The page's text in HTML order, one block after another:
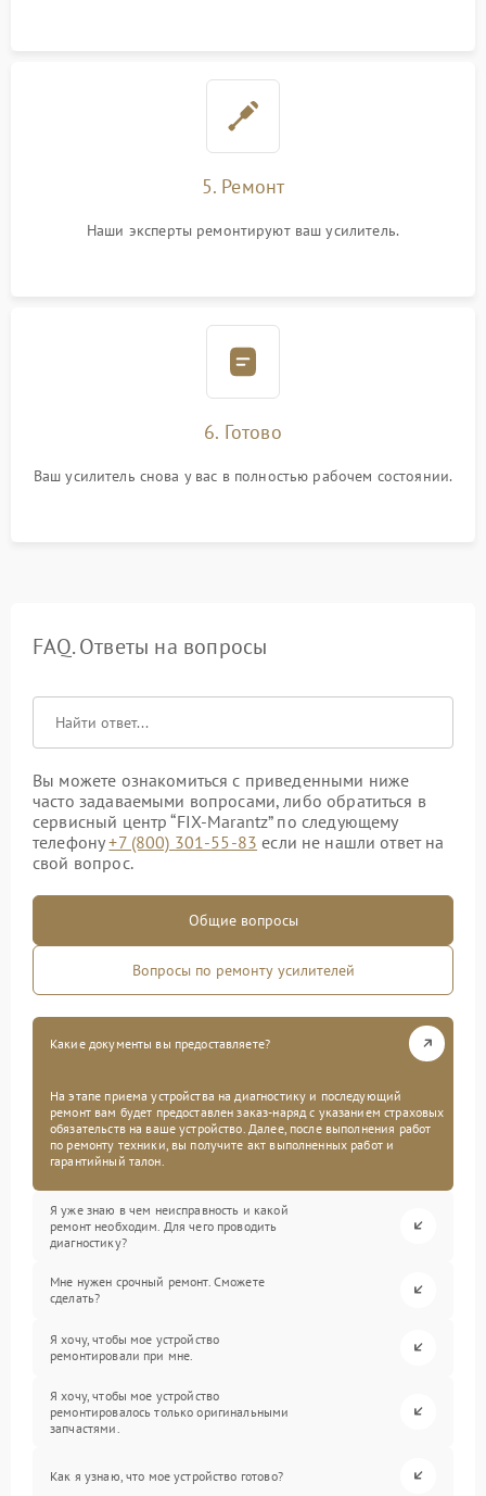
5. Ремонт
Наши эксперты ремонтируют ваш усилитель.
6. Готово
Ваш усилитель снова у вас в полностью рабочем состоянии.
FAQ. Ответы на вопросы
Вы можете ознакомиться с приведенными ниже
часто задаваемыми вопросами, либо обратиться в
сервисный центр “FIX-Marantz” по следующему
телефону+7 (800) 301-55-83 если не нашли ответ на
свой вопрос.
Общие вопросы
Вопросы по ремонту усилителей
Какие документы вы предоставляете?
На этапе приема устройства на диагностику и последующий
ремонт вам будет предоставлен заказ-наряд с указанием страховых
обязательств на ваше устройство. Далее, после выполнения работ
по ремонту техники, вы получите акт выполненных работ и
гарантийный талон.
Я уже знаю в чем неисправность и какой
ремонт необходим. Для чего проводить
диагностику?
Мне нужен срочный ремонт. Сможете
сделать?
Я хочу, чтобы мое устройство
ремонтировали при мне.
Я хочу, чтобы мое устройство
ремонтировалось только оригинальными
запчастями.
Как я узнаю, что мое устройство готово?